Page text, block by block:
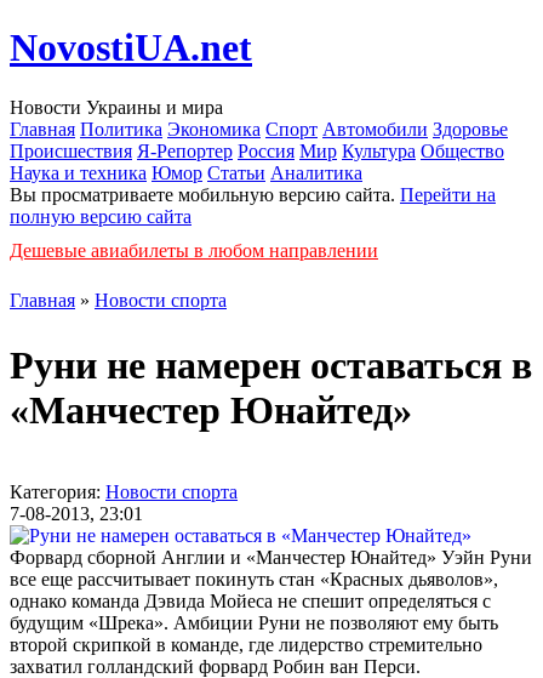
NovostiUA.net
Новости Украины и мира
Главная Политика Экономика Спорт Автомобили Здоровье
Происшествия Я-Репортер Россия Мир Культура Общество
Наука и техника Юмор Статьи Аналитика
Вы просматриваете мобильную версию сайта. Перейти на
полную версию сайта
Дешевые авиабилеты в любом направлении
Главная » Новости спорта
Руни не намерен оставаться в
«Манчестер Юнайтед»
Категория: Новости спорта
7-08-2013, 23:01
Форвард сборной Англии и «Манчестер Юнайтед» Уэйн Руни
все еще рассчитывает покинуть стан «Красных дьяволов»,
однако команда Дэвида Мойеса не спешит определяться с
будущим «Шрека». Амбиции Руни не позволяют ему быть
второй скрипкой в команде, где лидерство стремительно
захватил голландский форвард Робин ван Перси.